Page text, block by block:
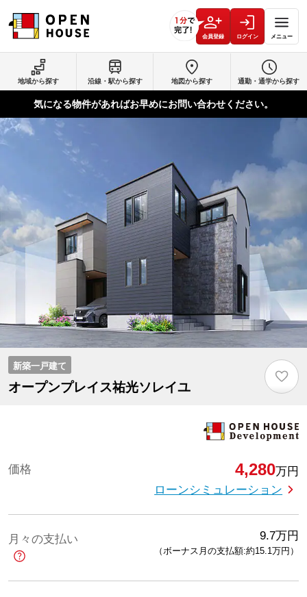
会員登録 ログイン メニュー
地域から探す 沿線・駅から探す 地図から探す 通勤・通学から探す
気になる物件があればお早めにお問い合わせください。
新築一戸建て
オープンプレイス祐光ソレイユ
♡
価格 4,280万円
ローンシミュレーション
月々の支払い 9.7万円
（ボーナス月の支払額:約15.1万円 ）